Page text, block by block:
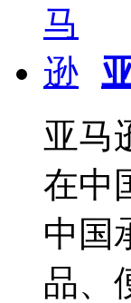
亚马
在中
中国
品、